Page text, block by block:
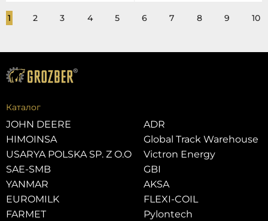
1 2 3 4 5 6 7 8 9 10
Каталог
JOHN DEERE
HIMOINSA
USARYA POLSKA SP. Z O.O
SAE-SMB
YANMAR
EUROMILK
FARMET
ADR
Global Track Warehouse
Victron Energy
GBI
AKSA
FLEXI-COIL
Pylontech